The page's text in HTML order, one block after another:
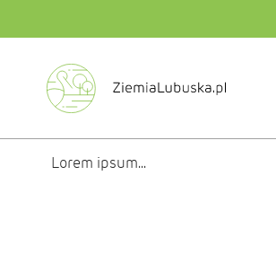
Lorem ipsum...